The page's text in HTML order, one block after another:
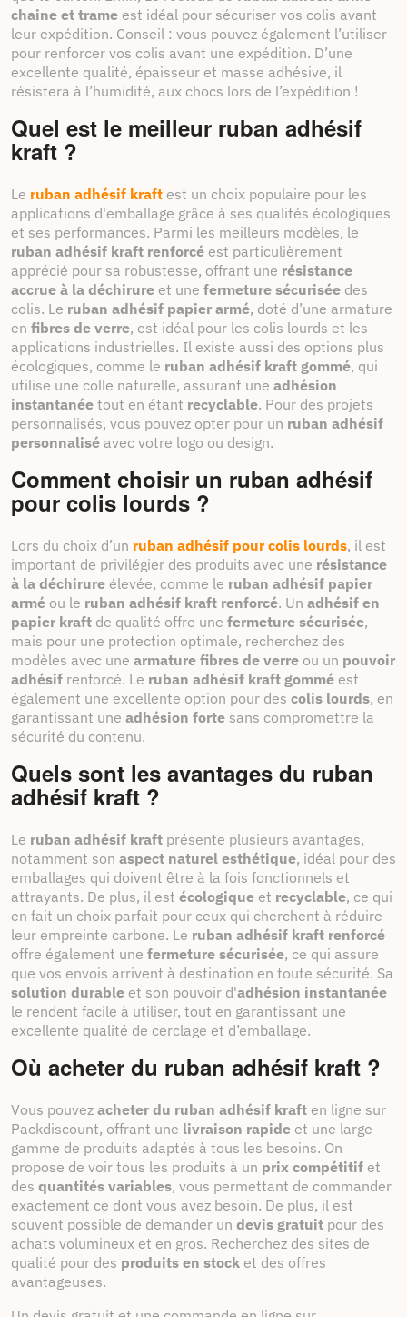
chaine et trame est idéal pour sécuriser vos colis avant
leur expédition. Conseil : vous pouvez également l’utiliser
pour renforcer vos colis avant une expédition. D’une
excellente qualité, épaisseur et masse adhésive, il
résistera à l’humidité, aux chocs lors de l’expédition !
Quel est le meilleur ruban adhésif
kraft ?
Le ruban adhésif kraft est un choix populaire pour les
applications d'emballage grâce à ses qualités écologiques
et ses performances. Parmi les meilleurs modèles, le
ruban adhésif kraft renforcé est particulièrement
apprécié pour sa robustesse, offrant une résistance
accrue à la déchirure et une fermeture sécurisée des
colis. Le ruban adhésif papier armé, doté d’une armature
en fibres de verre, est idéal pour les colis lourds et les
applications industrielles. Il existe aussi des options plus
écologiques, comme le ruban adhésif kraft gommé, qui
utilise une colle naturelle, assurant une adhésion
instantanée tout en étant recyclable. Pour des projets
personnalisés, vous pouvez opter pour un ruban adhésif
personnalisé avec votre logo ou design.
Comment choisir un ruban adhésif
pour colis lourds ?
Lors du choix d’un ruban adhésif pour colis lourds, il est
important de privilégier des produits avec une résistance
à la déchirure élevée, comme le ruban adhésif papier
armé ou le ruban adhésif kraft renforcé. Un adhésif en
papier kraft de qualité offre une fermeture sécurisée,
mais pour une protection optimale, recherchez des
modèles avec une armature fibres de verre ou un pouvoir
adhésif renforcé. Le ruban adhésif kraft gommé est
également une excellente option pour des colis lourds, en
garantissant une adhésion forte sans compromettre la
sécurité du contenu.
Quels sont les avantages du ruban
adhésif kraft ?
Le ruban adhésif kraft présente plusieurs avantages,
notamment son aspect naturel esthétique, idéal pour des
emballages qui doivent être à la fois fonctionnels et
attrayants. De plus, il est écologique et recyclable, ce qui
en fait un choix parfait pour ceux qui cherchent à réduire
leur empreinte carbone. Le ruban adhésif kraft renforcé
offre également une fermeture sécurisée, ce qui assure
que vos envois arrivent à destination en toute sécurité. Sa
solution durable et son pouvoir d'adhésion instantanée
le rendent facile à utiliser, tout en garantissant une
excellente qualité de cerclage et d’emballage.
Où acheter du ruban adhésif kraft ?
Vous pouvez acheter du ruban adhésif kraft en ligne sur
Packdiscount, offrant une livraison rapide et une large
gamme de produits adaptés à tous les besoins. On
propose de voir tous les produits à un prix compétitif et
des quantités variables, vous permettant de commander
exactement ce dont vous avez besoin. De plus, il est
souvent possible de demander un devis gratuit pour des
achats volumineux et en gros. Recherchez des sites de
qualité pour des produits en stock et des offres
avantageuses.